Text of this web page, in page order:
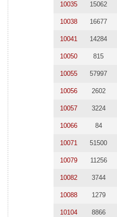
10035 15062
10038 16677
10041 14284
10050 815
10055 57997
10056 2602
10057 3224
10066 84
10071 51500
10079 11256
10082 3744
10088 1279
10104 8866